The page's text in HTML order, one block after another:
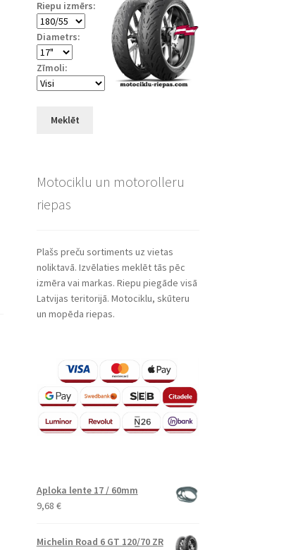
Riepu izmērs:
Diametrs:
Zīmoli:
Meklēt
Motociklu un motorolleru
riepas
Plašs preču sortiments uz vietas
noliktavā. Izvēlaties meklēt tās pēc
izmēra vai markas. Riepu piegāde visā
Latvijas teritorijā. Motociklu, skūteru
un mopēda riepas.
Aploka lente 17 / 60mm
9,68 €
Michelin Road 6 GT 120/70 ZR